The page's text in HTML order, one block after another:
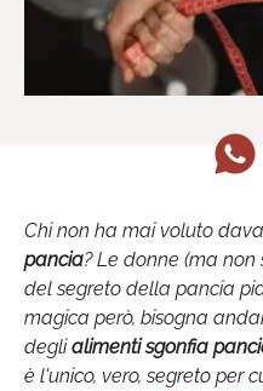
Chi non ha mai voluto
pancia? Le donne (ma
del segreto della pancia
magica però, bisogna
deglialimenti sgonfia
è l'unico, vero, segreto per